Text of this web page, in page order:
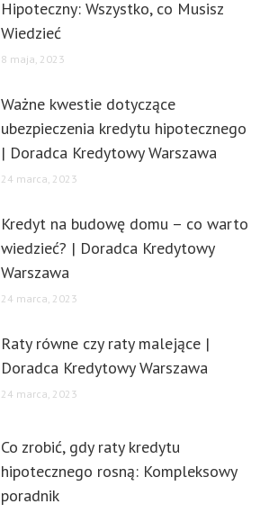
Hipoteczny: Wszystko, co Musisz
Wiedzieć
8 maja, 2023
Ważne kwestie dotyczące
ubezpieczenia kredytu hipotecznego
| Doradca Kredytowy Warszawa
24 marca, 2023
Kredyt na budowę domu – co warto
wiedzieć? | Doradca Kredytowy
Warszawa
24 marca, 2023
Raty równe czy raty malejące |
Doradca Kredytowy Warszawa
24 marca, 2023
Co zrobić, gdy raty kredytu
hipotecznego rosną: Kompleksowy
poradnik